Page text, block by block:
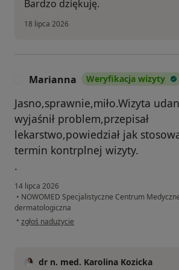
Bardzo dziękuję.
18 lipca 2026
Marianna Weryfikacja wizyty
Jasno,sprawnie,miło.Wizyta
wyjaśnił problem,przepisał
lekarstwo,powiedział jak
termin kontrplnej wizyty.
.
14 lipca 2026
• NOWOMED Specjalistyczne Centrum
dermatologiczna
• w opinii użytkownika Marianna
zgłoś nadużycie
dr n. med. Karolina Kozicka